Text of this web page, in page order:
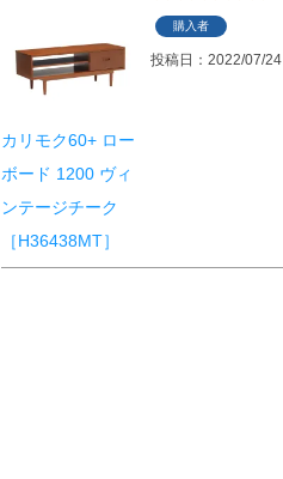
カリモク60+ ロー
ボード 1200 ヴィ
ンテージチーク
［H36438MT］
購入者
投稿日 2022/07/24